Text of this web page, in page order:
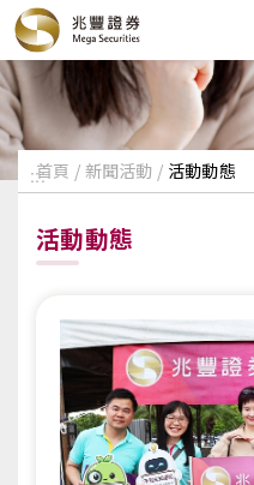
:::首頁 新聞活動 活動動態
活動動態